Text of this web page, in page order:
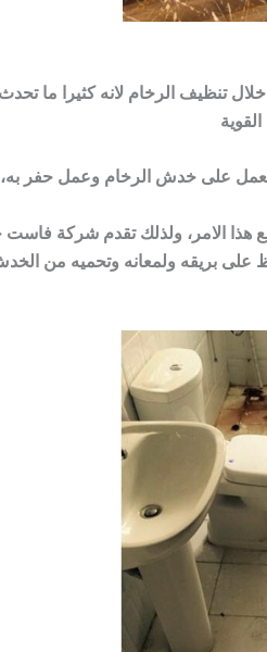
تنظيف الرخام لانه كثيرا ما
هذا الامر، ولذلك تقدم شركة فاست
بريقه ولمعانه وتحميه من الخدش